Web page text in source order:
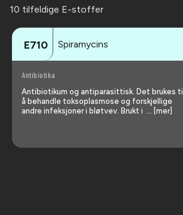
10 tilfeldige E-stoffer
E710 Spiramycins
Antibiotika
Antibiotikum og antiparasittisk. Det brukes til
å behandle toksoplasmose og forskjellige
andre infeksjoner i bløtvev. Brukt i … [mer]